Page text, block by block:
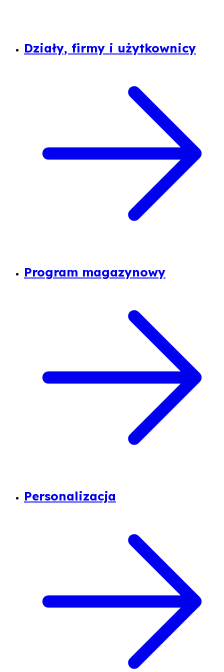
Działy, firmy i użytkownicy
Program magazynowy
Personalizacja